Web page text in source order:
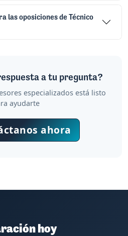
las oposiciones de Técnico
a tu pregunta?
especializados está listo
ayudarte
ahora
hoy